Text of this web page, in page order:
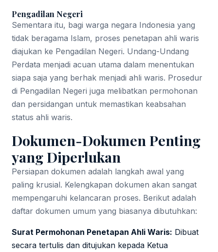
Pengadilan Negeri
Sementara itu, bagi warga negara Indonesia yang
tidak beragama Islam, proses penetapan ahli waris
diajukan ke Pengadilan Negeri. Undang-Undang
Perdata menjadi acuan utama dalam menentukan
siapa saja yang berhak menjadi ahli waris. Prosedur
di Pengadilan Negeri juga melibatkan permohonan
dan persidangan untuk memastikan keabsahan
status ahli waris.
Dokumen-Dokumen Penting
yang Diperlukan
Persiapan dokumen adalah langkah awal yang
paling krusial. Kelengkapan dokumen akan sangat
mempengaruhi kelancaran proses. Berikut adalah
daftar dokumen umum yang biasanya dibutuhkan:
Surat Permohonan Penetapan Ahli Waris: Dibuat
secara tertulis dan ditujukan kepada Ketua